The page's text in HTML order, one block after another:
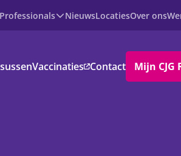
Professionals NieuwsLocatiesOver ons
Vaccinaties Contact Mijn CJG